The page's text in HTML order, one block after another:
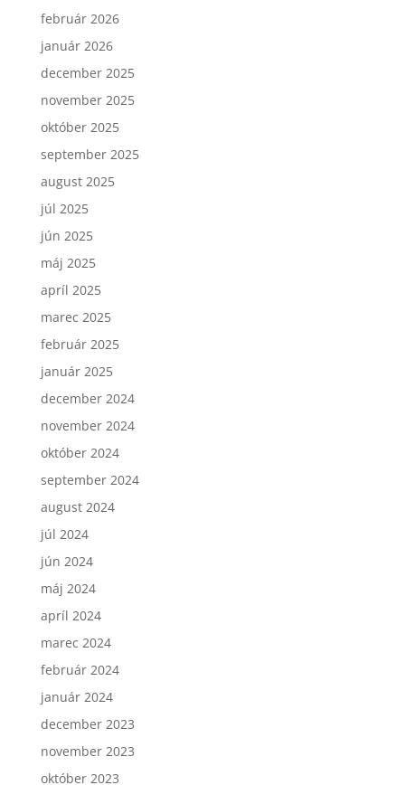
február 2026
január 2026
december 2025
november 2025
október 2025
september 2025
august 2025
júl 2025
jún 2025
máj 2025
apríl 2025
marec 2025
február 2025
január 2025
december 2024
november 2024
október 2024
september 2024
august 2024
júl 2024
jún 2024
máj 2024
apríl 2024
marec 2024
február 2024
január 2024
december 2023
november 2023
október 2023